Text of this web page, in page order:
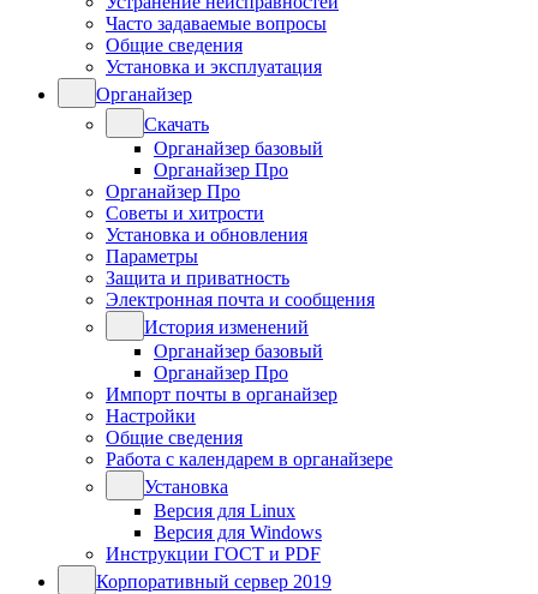
Часто задаваемые вопросы
Общие сведения
Установка и эксплуатация
Органайзер
Скачать
Органайзер базовый
Органайзер Про
Органайзер Про
Советы и хитрости
Установка и обновления
Параметры
Защита и приватность
Электронная почта и сообщения
История изменений
Органайзер базовый
Органайзер Про
Импорт почты в органайзер
Настройки
Общие сведения
Работа с календарем в органайзере
Установка
Версия для Linux
Версия для Windows
Инструкции ГОСТ и PDF
Корпоративный сервер 2019